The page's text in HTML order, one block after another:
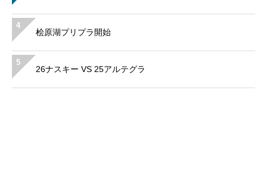
4
桧原湖プリプラ開始
5
26ナスキー VS 25アルテグラ